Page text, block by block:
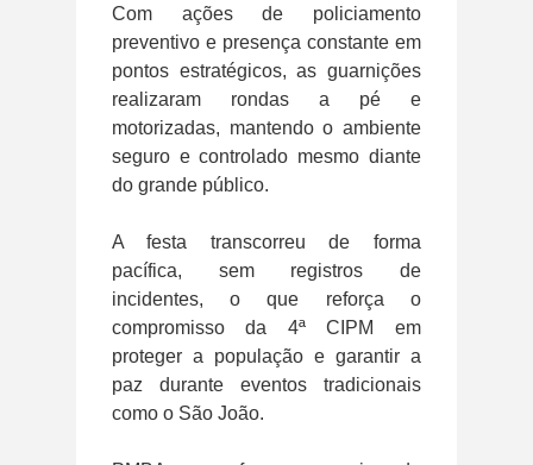
Com ações de policiamento
preventivo e presença constante em
pontos estratégicos, as guarnições
realizaram rondas a pé e
motorizadas, mantendo o ambiente
seguro e controlado mesmo diante
do grande público.
A festa transcorreu de forma
pacífica, sem registros de
incidentes, o que reforça o
compromisso da 4ª CIPM em
proteger a população e garantir a
paz durante eventos tradicionais
como o São João.